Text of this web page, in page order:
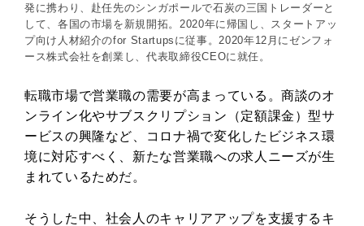
発に携わり、赴任先のシンガポールで石炭の三国トレーダーと
して、各国の市場を新規開拓。2020年に帰国し、スタートアッ
プ向け人材紹介のfor Startupsに従事。2020年12月にゼンフォ
ース株式会社を創業し、代表取締役CEOに就任。
転職市場で営業職の需要が高まっている。商談のオ
ンライン化やサブスクリプション（定額課金）型サ
ービスの興隆など、コロナ禍で変化したビジネス環
境に対応すべく、新たな営業職への求人ニーズが生
まれているためだ。
そうした中、社会人のキャリアアップを支援するキ